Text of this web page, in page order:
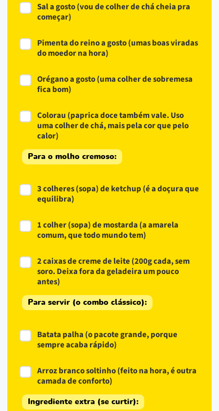
Sal a gosto (vou de colher de chá cheia pra
começar)
Pimenta do reino a gosto (umas boas viradas
do moedor na hora)
Orégano a gosto (uma colher de sobremesa
fica bom)
Colorau (paprica doce também vale. Uso
uma colher de chá, mais pela cor que pelo
calor)
Para o molho cremoso:
3 colheres (sopa) de ketchup (é a doçura que
equilibra)
1 colher (sopa) de mostarda (a amarela
comum, que todo mundo tem)
2 caixas de creme de leite (200g cada, sem
soro. Deixa fora da geladeira um pouco
antes)
Para servir (o combo clássico):
Batata palha (o pacote grande, porque
sempre acaba rápido)
Arroz branco soltinho (feito na hora, é outra
camada de conforto)
Ingrediente extra (se curtir):